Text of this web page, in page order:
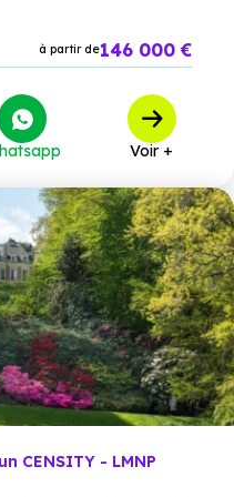
à partir de146 000 €
Voir +
CENSITY - LMNP